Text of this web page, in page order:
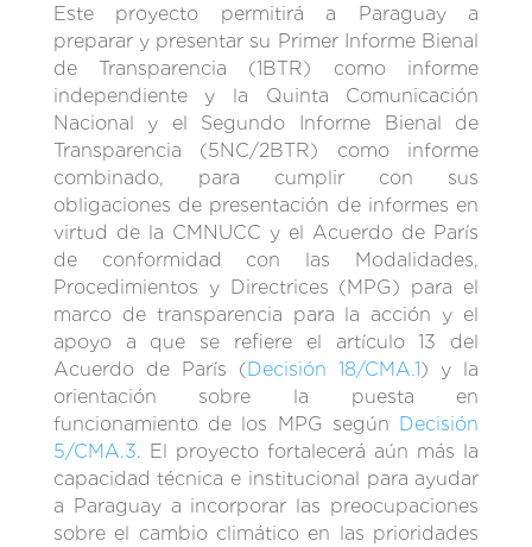
Este proyecto permitirá a Paraguay a
preparar y presentar su Primer Informe Bienal
de Transparencia (1BTR) como informe
independiente y la Quinta Comunicación
Nacional y el Segundo Informe Bienal de
Transparencia (5NC/2BTR) como informe
combinado, para cumplir con sus
obligaciones de presentación de informes en
virtud de la CMNUCC y el Acuerdo de París
de conformidad con las Modalidades,
Procedimientos y Directrices (MPG) para el
marco de transparencia para la acción y el
apoyo a que se refiere el artículo 13 del
Acuerdo de París (Decisión 18/CMA.1) y la
orientación sobre la puesta en
funcionamiento de los MPG según Decisión
5/CMA.3. El proyecto fortalecerá aún más la
capacidad técnica e institucional para ayudar
a Paraguay a incorporar las preocupaciones
sobre el cambio climático en las prioridades